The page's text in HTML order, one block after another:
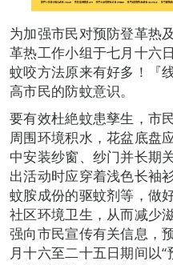
为加强市民对预防登革热
革热工作小组于七月十六
蚊咬方法原来有好多！『
高市民的防蚊意识。
要有效杜絶蚊患孳生，市
周围环境积水，花盆底盘
中安装纱窗、纱门并长期
出活动时应穿着浅色长袖
蚊胺成份的驱蚊剂等，做
社区环境卫生，从而减少
强向市民宣传有关信息，
月十六至二十五日期间以